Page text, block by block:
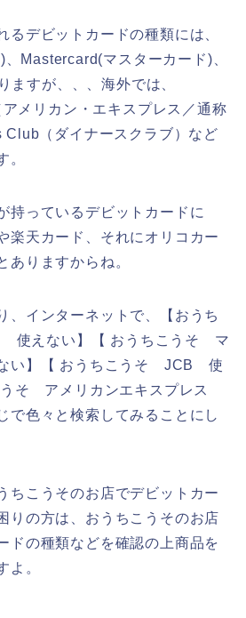
るデビットカードの種類には、
Mastercard(マスターカード)、
ますが、、、海外では、
メリカン・エキスプレス／通称
（ダイナースクラブ）など
。
持っているデビットカードに
楽天カード、それにオリコカー
ありますからね。
、インターネットで、【おうち
使えない】【 おうちこうそ マ
い】【 おうちこうそ JCB 使
うそ アメリカンエキスプレス
で色々と検索してみることにし
ちこうそのお店でデビットカー
りの方は、おうちこうそのお店
ドの種類などを確認の上商品を
よ。